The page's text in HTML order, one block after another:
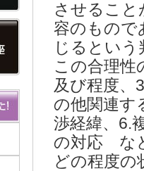
させること
容のもので
じるとい
この合理性
及び程度、
の他関連す
渉経緯、6.
の対応 な
どの程度の